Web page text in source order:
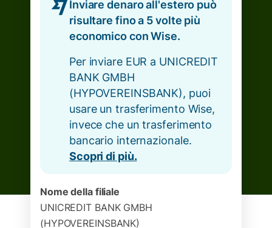
Inviare denaro all'estero può
risultare fino a 5 volte più
economico con Wise.
Per inviare EUR a UNICREDIT
BANK GMBH
(HYPOVEREINSBANK), puoi
usare un trasferimento Wise,
invece che un trasferimento
bancario internazionale.
Scopri di più.
Nome della filiale
UNICREDIT BANK GMBH
(HYPOVEREINSBANK)